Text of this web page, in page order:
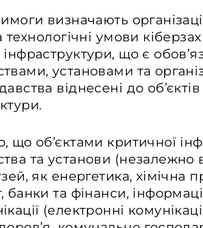
визначають
технологічні умови
інфраструктури, що є
установами та
віднесені до
що об’єктами критичної
та установи (незалежно
як енергетика, хімічна
банки та фінанси,
(електронні